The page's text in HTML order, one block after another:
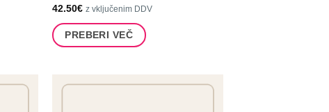
42.50€ z vključenim DDV
PREBERI VEČ